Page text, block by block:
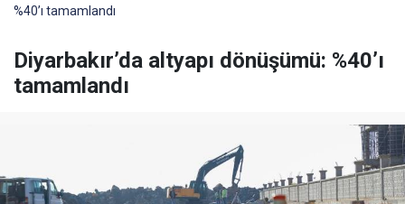
%40’ı tamamlandı
Diyarbakır’da altyapı dönüşümü: %40’ı
tamamlandı